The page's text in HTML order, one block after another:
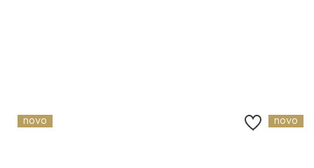
novo novo